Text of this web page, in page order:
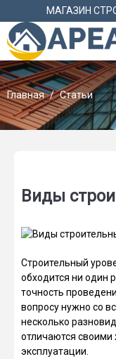
МАГАЗИН
Главная Статьи
Виды
Строительный
обходится ни один
точность
вопросу нужно со
несколько
отличаются своими
эксплуатации.